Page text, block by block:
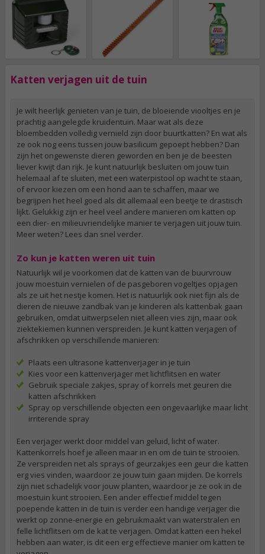
Katten verjagen uit de tuin
Je wilt heerlijk genieten van je tuin, de bloeiende viooltjes en je
prachtig aangelegde kruidentuin. Maar wat als deze
bloembedden volledig vernield zijn door buurtkatten? En wat als
ze ook nog eens tussen jouw basilicum gepoept hebben? Dan
zijn het ongewenste dieren geworden en ben je de beesten
liever kwijt dan rijk. Je kunt natuurlijk besluiten om jouw tuin
helemaal af te sluiten, met een waterpistool op wacht te staan,
of ervoor kiezen om een hond aan te schaffen, maar we
begrijpen het heel goed als dit allemaal een beetje te drastisch
lijkt. Gelukkig zijn er heel veel andere manieren om katten op
een dier- en milieuvriendelijke manier te verjagen uit jouw tuin.
Meer weten? Lees dan snel verder.
Zo kun je katten weren uit tuin
Natuurlijk wil je voorkomen dat de katten van de buurvrouw
jouw moestuin vernielen of de pasgeboren vogeltjes opjagen
als ze uit het nestje komen. Het is natuurlijk ook niet fijn als de
dieren de nieuwe zandbak van je kinderen als kattenbak gaan
gebruiken, omdat uitwerpselen niet alleen vies zijn, maar ook
ziektekiemen kunnen verspreiden. Je kunt katten verjagen of
afschrikken op verschillende manieren:
Plaats een ultrasone kattenverjager in je tuin
Kies voor een kattenverjager met lichtflitsen en water
Gebruik speciale zakjes, spray of korrels met geuren die
katten afschrikken
Spray op verschillende objecten een ongevaarlijke maar licht
irriterende spray
Een verjager werkt door middel van geluid, licht of water.
Kattenkorrels hoef je alleen maar in en om de tuin te strooien.
Ze verspreiden net als sprays of geurzakjes een geur die katten
erg vies vinden, waardoor ze jouw tuin gaan mijden. De korrels
zijn niet schadelijk voor jouw planten, waardoor je ze ook in de
moestuin kunt strooien. Een ander effectief middel tegen
poepende katten in de tuin is verder een handige verjager die
werkt op zonne-energie en gebruikmaakt van waterstralen en
felle lichtflitsen om de kat te verjagen. Omdat katten een hekel
hebben aan water, is dit een erg effectieve manier om katten te